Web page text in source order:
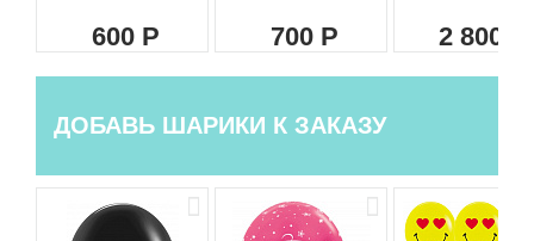
600 700 2 800
ДОБАВЬ ШАРИКИ К ЗАКАЗУ